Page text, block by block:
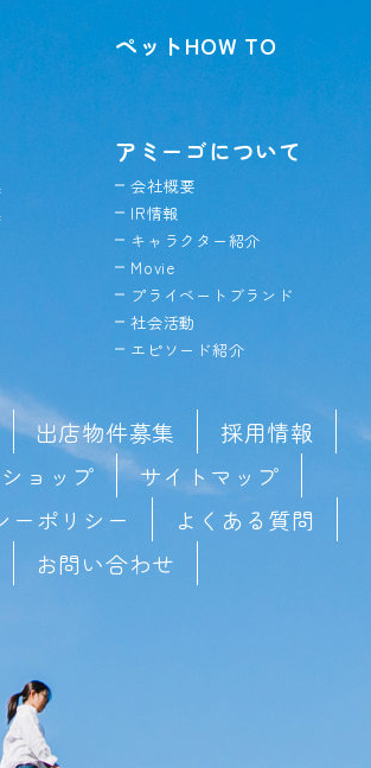
ペットHOW TO
アミーゴについて
会社概要
IR情報
キャラクター紹介
Movie
プライベートブランド
社会活動
エピソード紹介
出店物件募集
採用情報
ョップ
サイトマップ
ーポリシー
よくある質問
お問い合わせ